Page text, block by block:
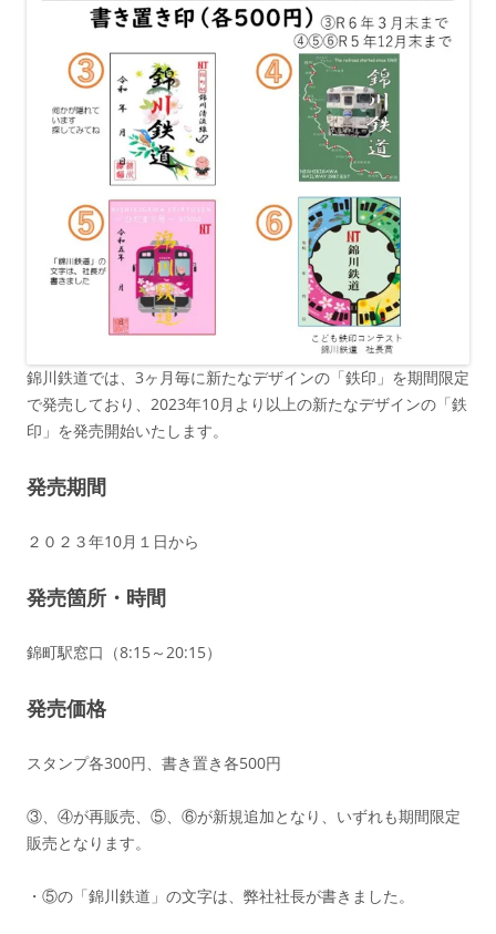
錦川鉄道では、3ヶ月毎に新たなデザインの「鉄印」を期間限定
で発売しており、2023年10月より以上の新たなデザインの「鉄
印」を発売開始いたします。
発売期間
２０２３年10月１日から
発売箇所・時間
錦町駅窓口（8:15～20:15）
発売価格
スタンプ各300円、書き置き各500円
③、④が再販売、⑤、⑥が新規追加となり、いずれも期間限定
販売となります。
・⑤の「錦川鉄道」の文字は、弊社社長が書きました。